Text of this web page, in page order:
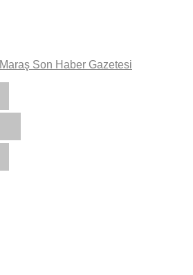
Maraş Son Haber Gazetesi